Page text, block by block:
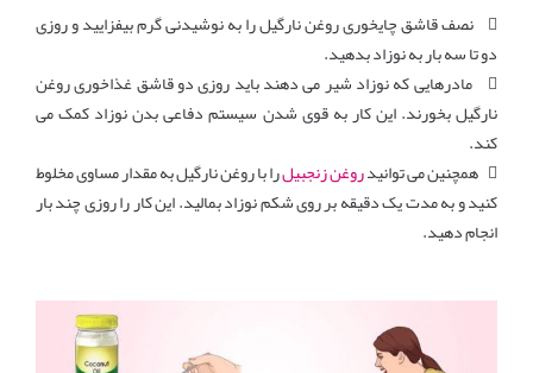
 نصف قاشق چایخوری روغن نارگیل را به نوشیدنی گرم بیفزایید و روزی
دو تا سه بار به نوزاد بدهید.
 مادرهایی که نوزاد شیر می دهند باید روزی دو قاشق غذاخوری روغن
نارگیل بخورند. این کار به قوی شدن سیستم دفاعی بدن نوزاد کمک می
کند.
 همچنین می توانید
روغن زنجبیلرا با روغن نارگیل به مقدار مساوی مخلوط
کنید و به مدت یک دقیقه بر روی شکم نوزاد بمالید. این کار را روزی چند بار
انجام دهید.